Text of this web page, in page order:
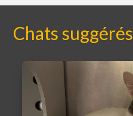
Chats suggérés